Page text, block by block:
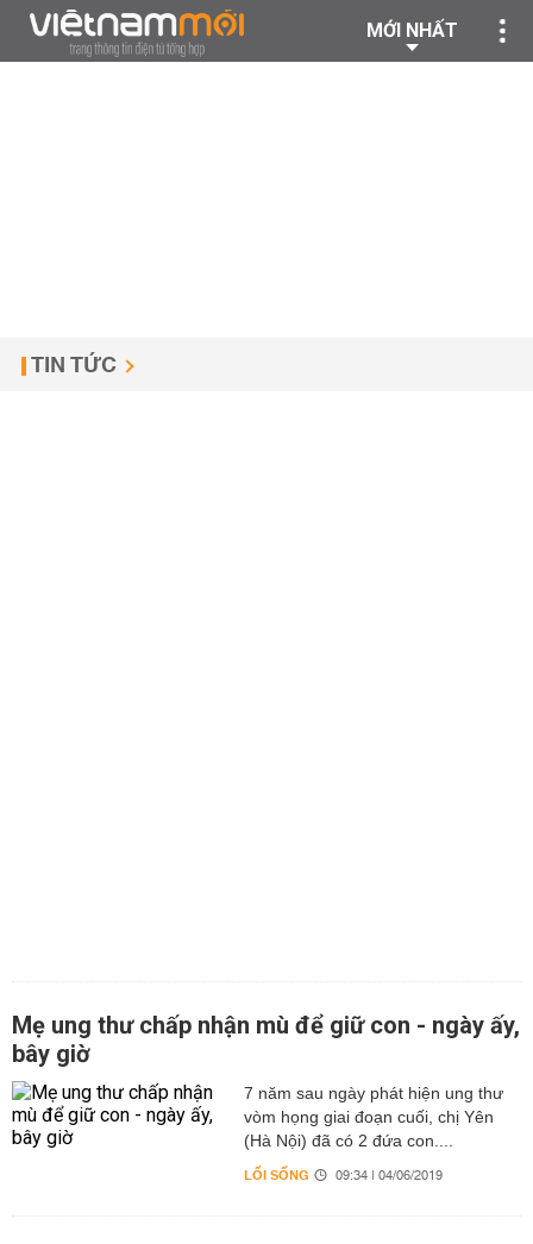
MỚI NHẤT
TIN TỨC
Mẹ ung thư chấp nhận mù để giữ con - ngày ấy,
bây giờ
7 năm sau ngày phát hiện ung thư
vòm họng giai đoạn cuối, chị Yên
(Hà Nội) đã có 2 đứa con....
LỐI SỐNG 09:34 | 04/06/2019